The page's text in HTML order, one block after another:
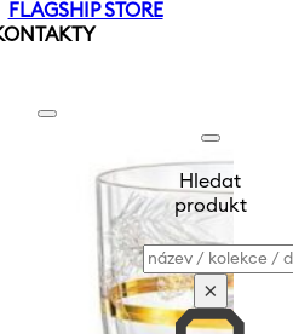
FLAGSHIP STORE
Hledat
produkt
Vyhledávání
×